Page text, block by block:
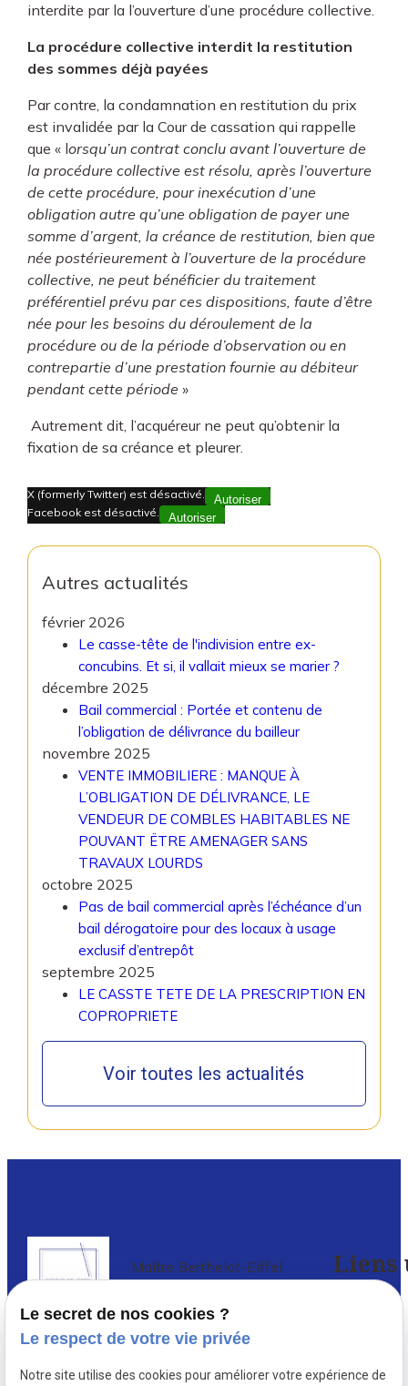
interdite par la l’ouverture d’une procédure collective.
La procédure collective interdit la restitution
des sommes déjà payées
Par contre, la condamnation en restitution du prix
est invalidée par la Cour de cassation qui rappelle
que « lorsqu’un contrat conclu avant l’ouverture de
la procédure collective est résolu, après l’ouverture
de cette procédure, pour inexécution d’une
obligation autre qu’une obligation de payer une
somme d’argent, la créance de restitution, bien que
née postérieurement à l’ouverture de la procédure
collective, ne peut bénéficier du traitement
préférentiel prévu par ces dispositions, faute d’être
née pour les besoins du déroulement de la
procédure ou de la période d’observation ou en
contrepartie d’une prestation fournie au débiteur
pendant cette période »
Autrement dit, l’acquéreur ne peut qu’obtenir la
fixation de sa créance et pleurer.
X (formerly Twitter) est désactivé.
Autoriser
Facebook est désactivé.
Autoriser
Autres actualités
février 2026
Le casse-tête de l'indivision entre ex-
concubins. Et si, il vallait mieux se marier ?
décembre 2025
Bail commercial : Portée et contenu de
l’obligation de délivrance du bailleur
novembre 2025
VENTE IMMOBILIERE : MANQUE À
L’OBLIGATION DE DÉLIVRANCE, LE
VENDEUR DE COMBLES HABITABLES NE
POUVANT ËTRE AMENAGER SANS
TRAVAUX LOURDS
octobre 2025
Pas de bail commercial après l’échéance d’un
bail dérogatoire pour des locaux à usage
exclusif d’entrepôt
septembre 2025
LE CASSTE TETE DE LA PRESCRIPTION EN
COPROPRIETE
Voir toutes les actualités
Maître Berthelot-Eiffel
depuis 1987, Delphine Berthelot-
Liens
Votre
Le secret de nos cookies ?
Le respect de votre vie privée
Notre site utilise des cookies pour améliorer votre expérience de